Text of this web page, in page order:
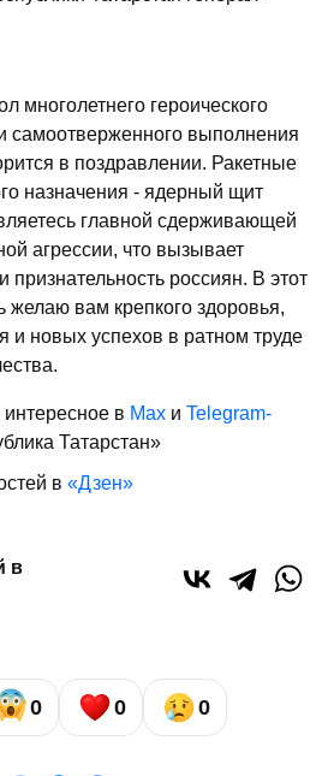
многолетнего героического
самоотверженного выполнения
в поздравлении. Ракетные
назначения - ядерный щит
главной сдерживающей
агрессии, что вызывает
признательность россиян. В этот
желаю вам крепкого здоровья,
и новых успехов в ратном труде
в Max и Telegram-
Татарстан»
в «Дзен»
в
0 0 0